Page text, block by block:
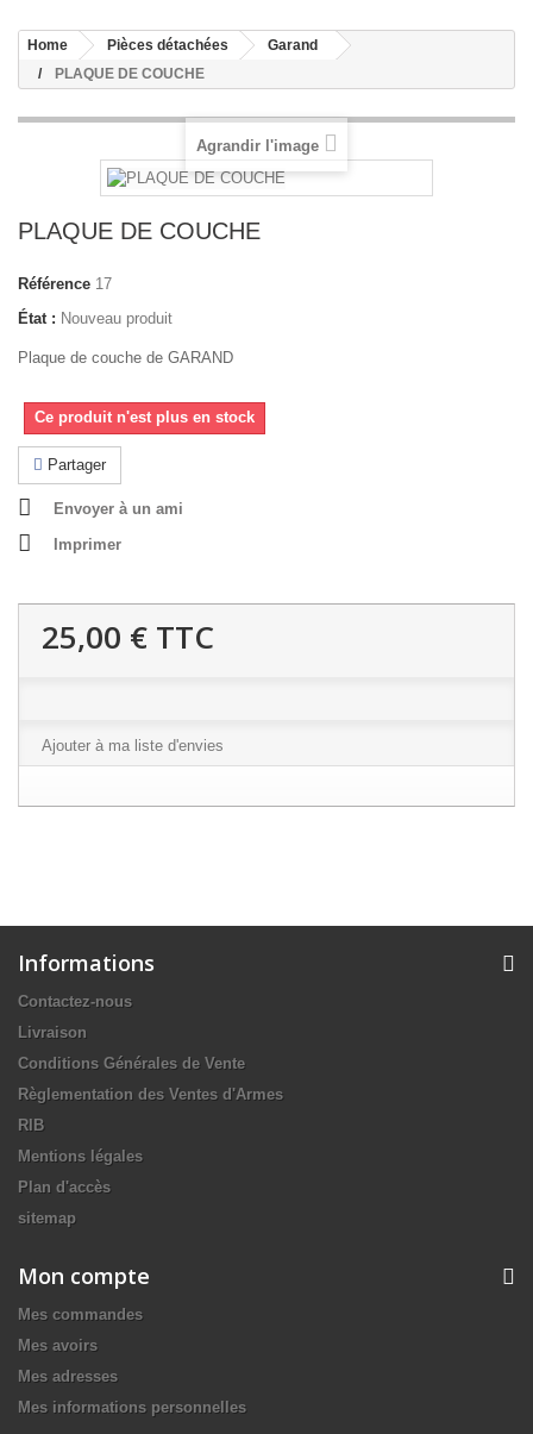
Home Pièces détachées
Garand
PLAQUE DE COUCHE
Agrandir l'image
PLAQUE DE COUCHE
Référence 17
État : Nouveau produit
Plaque de couche de GARAND
Ce produit n'est plus en stock
Partager
Envoyer à un ami
Imprimer
25,00 € TTC
Ajouter à ma liste d'envies
Informations
Contactez-nous
Livraison
Conditions Générales de Vente
Règlementation des Ventes d'Armes
RIB
Mentions légales
Plan d'accès
sitemap
Mon compte
Mes commandes
Mes avoirs
Mes adresses
Mes informations personnelles